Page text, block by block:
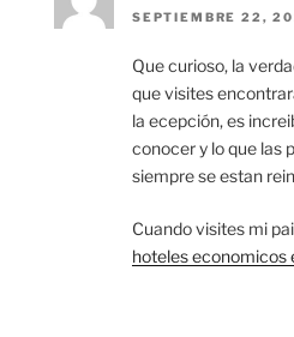
SEPTIEMBRE 22,
Que curioso, la
que visites
la ecepción, es
conocer y lo que las
siempre se estan
Cuando visites mi
hoteles economicos